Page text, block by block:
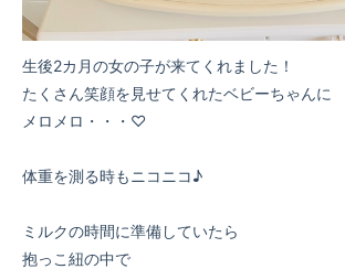
生後2カ月の女の子が来てくれました！
たくさん笑顔を見せてくれたベビーちゃんに
メロメロ・・・♡
体重を測る時もニコニコ♪
ミルクの時間に準備していたら
抱っこ紐の中で